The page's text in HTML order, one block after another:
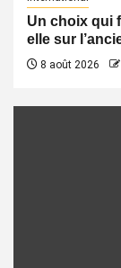
Un choix qui
elle sur
8 août 2026